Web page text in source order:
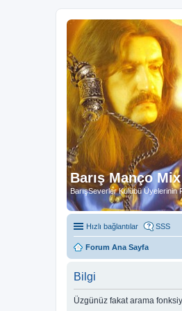
Barış Manço
BarışSeverler Kulübü Üyelerinin
Hızlı bağlantılar SSS
Forum Ana Sayfa
Bilgi
Üzgünüz fakat arama